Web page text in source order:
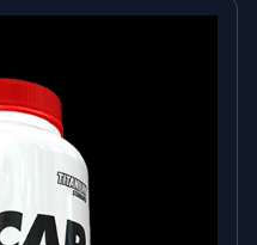
paleo ή keto
τα επίπεδα
με χαμηλή
χοληστερόλη
λακτόζη, μπορώ να